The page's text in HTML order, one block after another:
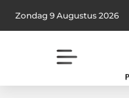
Zondag 9 Augustus 2026